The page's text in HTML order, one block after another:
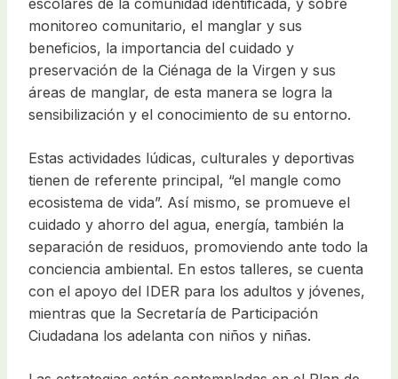
escolares de la comunidad identificada, y sobre
monitoreo comunitario, el manglar y sus
beneficios, la importancia del cuidado y
preservación de la Ciénaga de la Virgen y sus
áreas de manglar, de esta manera se logra la
sensibilización y el conocimiento de su entorno.
Estas actividades lúdicas, culturales y deportivas
tienen de referente principal, “el mangle como
ecosistema de vida”. Así mismo, se promueve el
cuidado y ahorro del agua, energía, también la
separación de residuos, promoviendo ante todo la
conciencia ambiental. En estos talleres, se cuenta
con el apoyo del IDER para los adultos y jóvenes,
mientras que la Secretaría de Participación
Ciudadana los adelanta con niños y niñas.